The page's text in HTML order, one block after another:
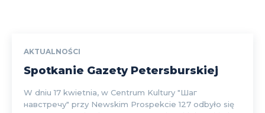
AKTUALNOŚCI
Spotkanie Gazety Petersburskiej
W dniu 17 kwietnia, w Centrum Kultury "Шаг
навстречу" przy Newskim Prospekcie 127 odbyło się